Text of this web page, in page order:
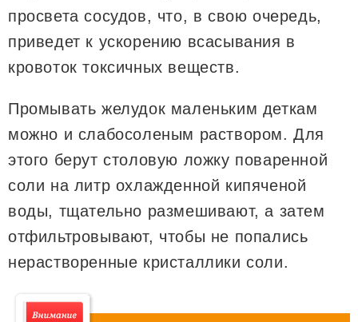
просвета сосудов, что, в свою очередь,
приведет к ускорению всасывания в
кровоток токсичных веществ.
Промывать желудок маленьким деткам
можно и слабосоленым раствором. Для
этого берут столовую ложку поваренной
соли на литр охлажденной кипяченой
воды, тщательно размешивают, а затем
отфильтровывают, чтобы не попались
нерастворенные кристаллики соли.